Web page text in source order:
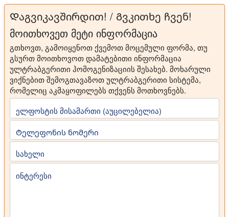
Დაგვიკავშირდით! / Გვკითხე ჩვენ!
მოითხოვეთ მეტი ინფორმაცია
გთხოვთ, გამოიყენოთ ქვემოთ მოცემული ფორმა, თუ
გსურთ მოითხოვოთ დამატებითი ინფორმაცია
ულტრაბგერითი ჰომოგენიზაციის შესახებ. მოხარული
ვიქნებით შემოგთავაზოთ ულტრაბგერითი სისტემა,
რომელიც აკმაყოფილებს თქვენს მოთხოვნებს.
ელფოსტის მისამართი (აუცილებელია)
Ტელეფონის ნომერი
სახელი
ინტერესი